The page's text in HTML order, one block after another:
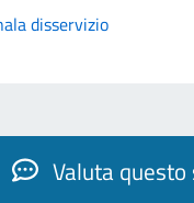
disservizio
Valuta